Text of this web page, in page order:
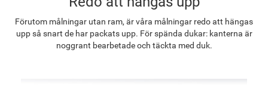
Förutom målningar utan ram, är våra målningar redo att hängas
upp så snart de har packats upp. För spända dukar: kanterna är
noggrant bearbetade och täckta med duk.